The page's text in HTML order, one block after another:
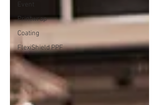
Event
Printwrap
Coating
FlexiShield PPF